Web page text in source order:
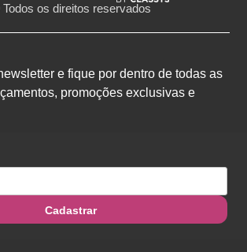
os direitos reservados
e fique por dentro de todas as
promoções exclusivas e
Cadastrar